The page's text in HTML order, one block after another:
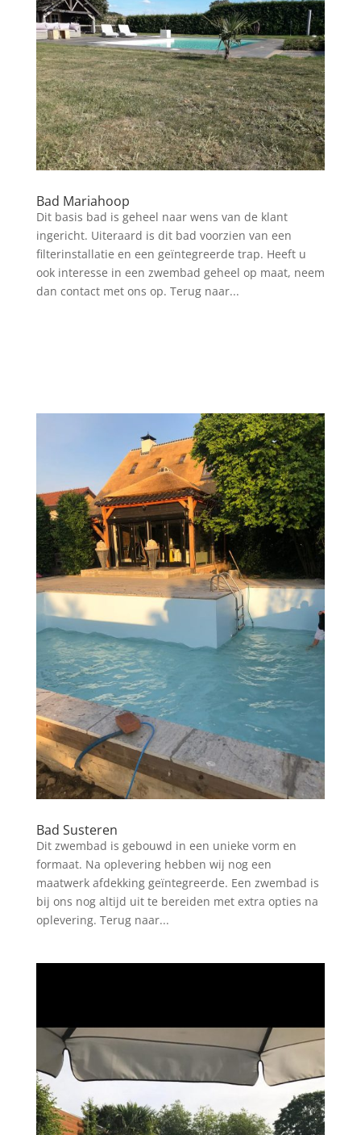
Bad Mariahoop
Dit basis bad is geheel naar wens van de klant
ingericht. Uiteraard is dit bad voorzien van een
filterinstallatie en een geïntegreerde trap. Heeft u
ook interesse in een zwembad geheel op maat, neem
dan contact met ons op. Terug naar...
Bad Susteren
Dit zwembad is gebouwd in een unieke vorm en
formaat. Na oplevering hebben wij nog een
maatwerk afdekking geïntegreerde. Een zwembad is
bij ons nog altijd uit te bereiden met extra opties na
oplevering. Terug naar...